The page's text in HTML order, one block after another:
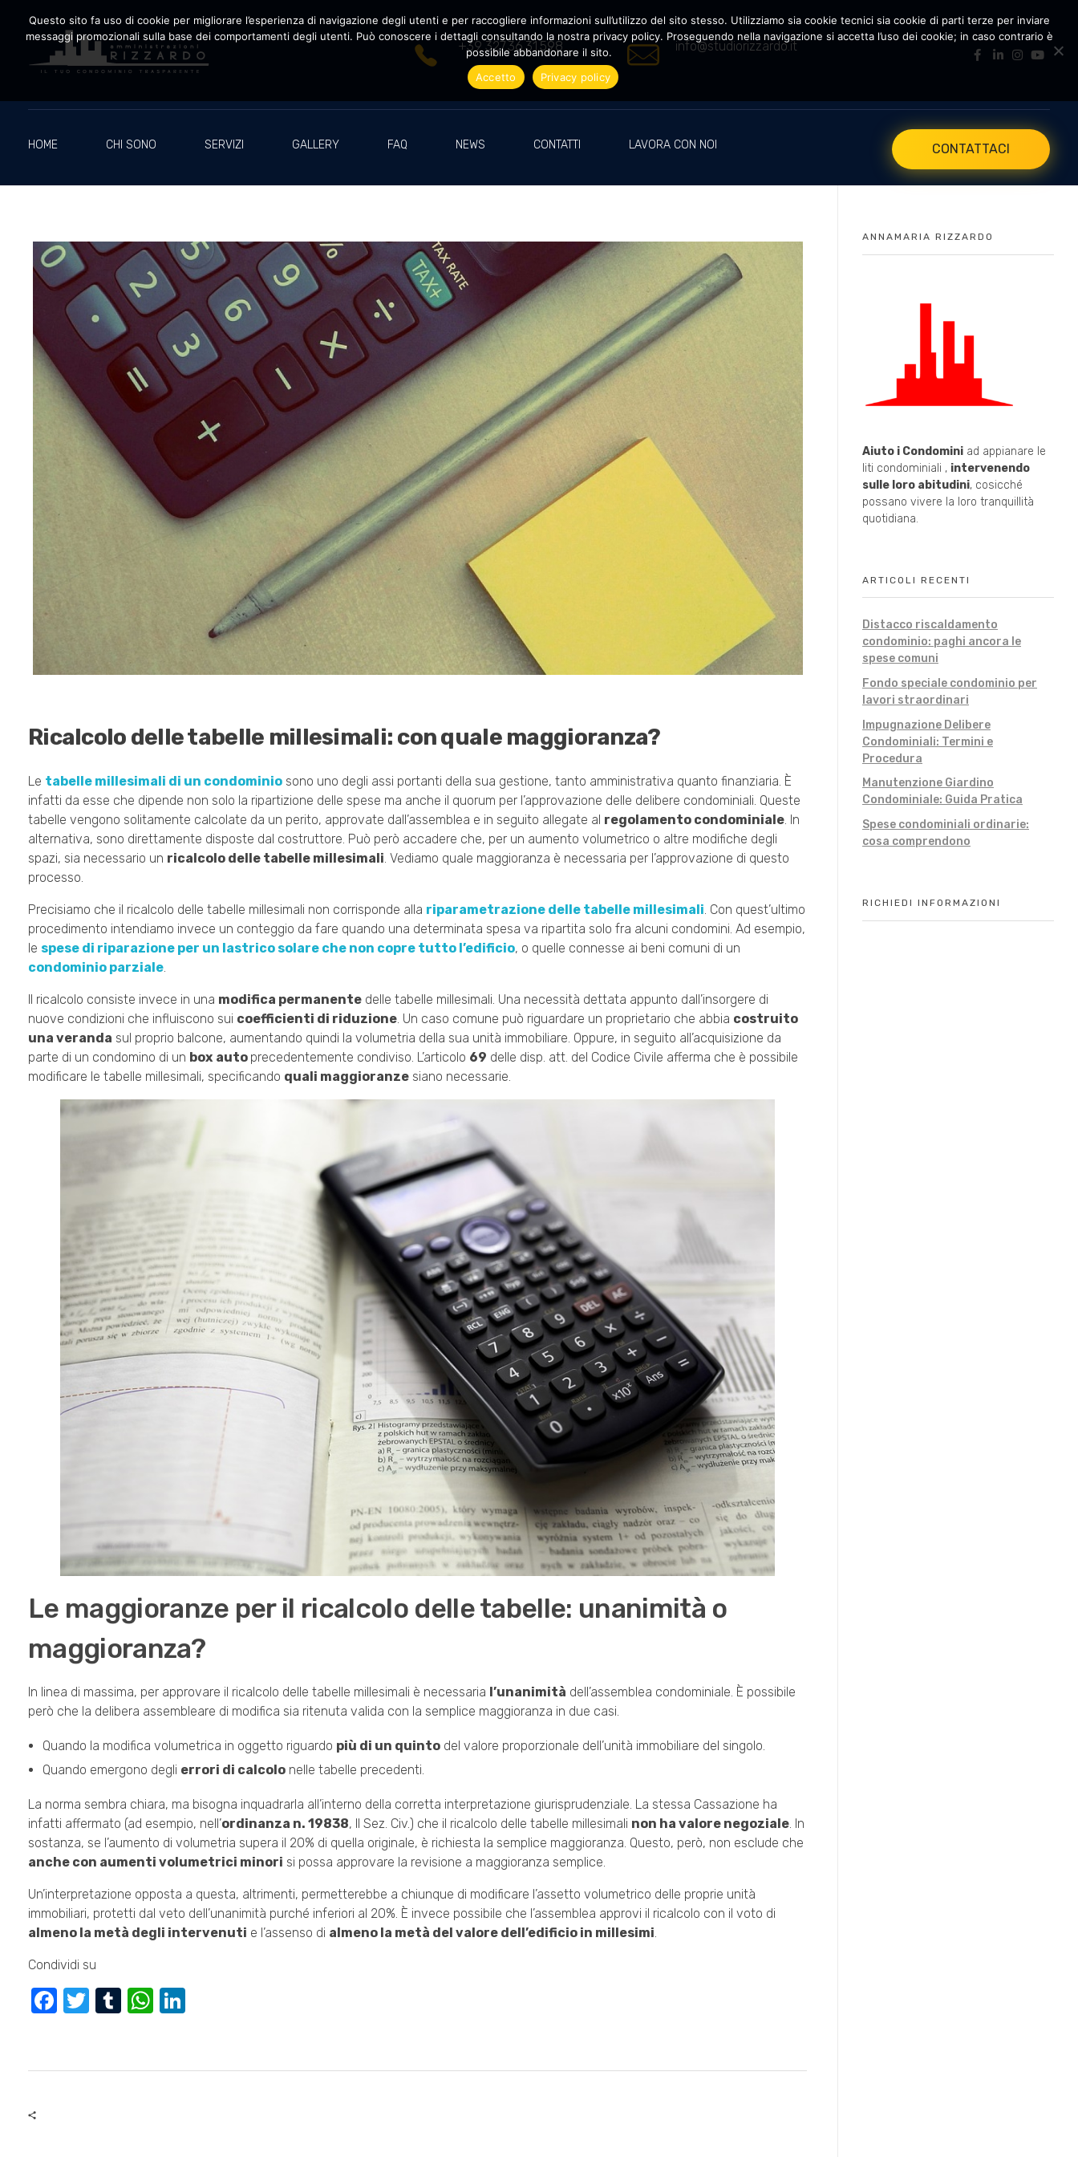
+39 327.36.31.598 info@studiorizzardo.it
HOME CHI SONO SERVIZI GALLERY FAQ NEWS CONTATTI LAVORA CON NOI CONTATTACI
Ricalcolo delle tabelle millesimali: con quale maggioranza?
Le tabelle millesimali di un condominio sono uno degli assi portanti della sua gestione, tanto amministrativa quanto finanziaria. È
infatti da esse che dipende non solo la ripartizione delle spese ma anche il quorum per l’approvazione delle delibere condominiali. Queste
tabelle vengono solitamente calcolate da un perito, approvate dall’assemblea e in seguito allegate al regolamento condominiale. In
alternativa, sono direttamente disposte dal costruttore. Può però accadere che, per un aumento volumetrico o altre modifiche degli
spazi, sia necessario un ricalcolo delle tabelle millesimali. Vediamo quale maggioranza è necessaria per l’approvazione di questo
processo.
Precisiamo che il ricalcolo delle tabelle millesimali non corrisponde alla riparametrazione delle tabelle millesimali. Con quest’ultimo
procedimento intendiamo invece un conteggio da fare quando una determinata spesa va ripartita solo fra alcuni condomini. Ad esempio,
le spese di riparazione per un lastrico solare che non copre tutto l’edificio, o quelle connesse ai beni comuni di un
condominio parziale.
Il ricalcolo consiste invece in una modifica permanente delle tabelle millesimali. Una necessità dettata appunto dall’insorgere di
nuove condizioni che influiscono sui coefficienti di riduzione. Un caso comune può riguardare un proprietario che abbia costruito
una veranda sul proprio balcone, aumentando quindi la volumetria della sua unità immobiliare. Oppure, in seguito all’acquisizione da
parte di un condomino di un box auto precedentemente condiviso. L’articolo 69 delle disp. att. del Codice Civile afferma che è possibile
modificare le tabelle millesimali, specificando quali maggioranze siano necessarie.
Le maggioranze per il ricalcolo delle tabelle: unanimità o
maggioranza?
In linea di massima, per approvare il ricalcolo delle tabelle millesimali è necessaria l’unanimità dell’assemblea condominiale. È possibile
però che la delibera assembleare di modifica sia ritenuta valida con la semplice maggioranza in due casi.
Quando la modifica volumetrica in oggetto riguardo più di un quintodel valore proporzionale dell’unità immobiliare del singolo.
Quando emergono degli errori di calcolonelle tabelle precedenti.
La norma sembra chiara, ma bisogna inquadrarla all’interno della corretta interpretazione giurisprudenziale. La stessa Cassazione ha
infatti affermato (ad esempio, nell’ordinanza n. 19838, II Sez. Civ.) che il ricalcolo delle tabelle millesimali non ha valore negoziale . In
sostanza, se l’aumento di volumetria supera il 20% di quella originale, è richiesta la semplice maggioranza. Questo, però, non esclude che
anche con aumenti volumetrici minori si possa approvare la revisione a maggioranza semplice.
Un’interpretazione opposta a questa, altrimenti, permetterebbe a chiunque di modificare l’assetto volumetrico delle proprie unità
immobiliari, protetti dal veto dell’unanimità purché inferiori al 20%. È invece possibile che l’assemblea approvi il ricalcolo con il voto di
almeno la metà degli intervenuti e l’assenso di almeno la metà del valore dell’edificio in millesimi
Condividi su
F
e
T
er
T
bl
W
s
e
ANNAMARIA RIZZARDO
Aiuto i Condomini ad appianare le
liti condominiali , intervenendo
sulle loro abitudini, cosicché
possano vivere la loro tranquillità
quotidiana.
ARTICOLI RECENTI
Distacco riscaldamento
condominio: paghi ancora le
spese comuni
Fondo speciale condominio per
lavori straordinari
Impugnazione Delibere
Condominiali: Termini e
Procedura
Manutenzione Giardino
Condominiale: Guida Pratica
Spese condominiali ordinarie:
cosa comprendono
RICHIEDI INFORMAZIONI
Questo sito fa uso di cookie per migliorare l’esperienza di navigazione degli utenti e per raccogliere informazioni sull’utilizzo del sito stesso. Utilizziamo sia cookie tecnici sia cookie di parti terze per inviare
messaggi promozionali sulla base dei comportamenti degli utenti. Può conoscere i dettagli consultando la nostra privacy policy. Proseguendo nella navigazione si accetta l’uso dei cookie; in caso contrario è
possibile abbandonare il sito.
Accetto
Privacy policy